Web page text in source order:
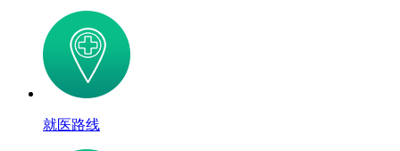
就医路线